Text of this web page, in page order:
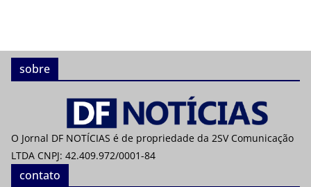
sobre
O Jornal DF NOTÍCIAS é de propriedade da 2SV Comunicação
LTDA CNPJ: 42.409.972/0001-84
contato